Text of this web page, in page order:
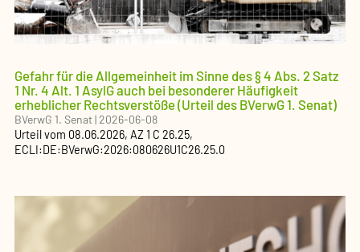
Gefahr für die Allgemeinheit im Sinne des § 4 Abs. 2 Satz
1 Nr. 4 Alt. 1 AsylG auch bei besonderer Häufigkeit
erheblicher Rechtsverstöße (Urteil des BVerwG 1. Senat)
BVerwG 1. Senat|2026-06-08
Urteilvom 08.06.2026, AZ1 C 26.25,
ECLI:DE:BVerwG:2026:080626U1C26.25.0